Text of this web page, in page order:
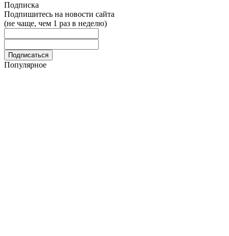
Подписка
Подпишитесь на новости сайта
(не чаще, чем 1 раз в неделю)
Популярное